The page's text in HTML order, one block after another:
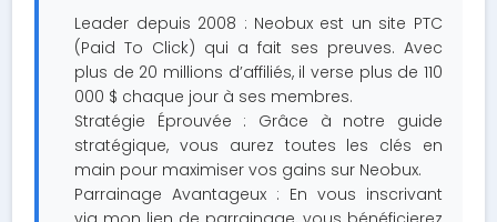
Leader depuis 2008 : Neobux est un site PTC
(Paid To Click) qui a fait ses preuves. Avec
plus de 20 millions d’affiliés, il verse plus de 110
000 $ chaque jour à ses membres.
Stratégie Éprouvée : Grâce à notre guide
stratégique, vous aurez toutes les clés en
main pour maximiser vos gains sur Neobux.
Parrainage Avantageux : En vous inscrivant